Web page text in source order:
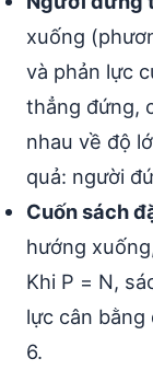
xuống
và phản lực
thẳng đứng,
nhau về độ
quả: người
Cuốn sách
hướng
Khi P = N,
lực cân
6.